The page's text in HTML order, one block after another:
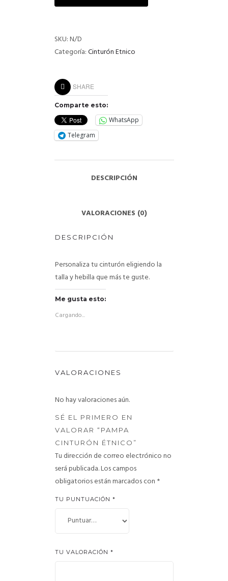
SKU:N/D
Categoría:Cinturón Etnico
SHARE
Comparte esto:
WhatsApp
Telegram
DESCRIPCIÓN
VALORACIONES (0)
DESCRIPCIÓN
Personaliza tu cinturón eligiendo la
talla y hebilla que más te guste.
Me gusta esto:
Cargando...
VALORACIONES
No hay valoraciones aún.
SÉ EL PRIMERO EN
VALORAR “PAMPA
CINTURÓN ÉTNICO”
Tu dirección de correo electrónico no
será publicada.Los campos
obligatorios están marcados con *
TU PUNTUACIÓN *
TU VALORACIÓN *